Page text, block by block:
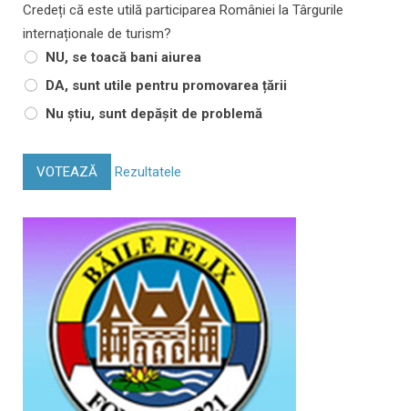
Credeți că este utilă participarea României la Târgurile
internaționale de turism?
NU, se toacă bani aiurea
DA, sunt utile pentru promovarea țării
Nu știu, sunt depășit de problemă
VOTEAZĂ Rezultatele